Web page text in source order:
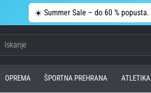
☀️ Summer Sale – do 60 % popusta.
OPREMA ŠPORTNA PREHRANA ATLETIKA